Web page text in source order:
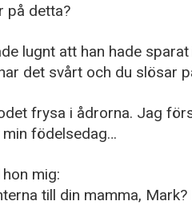
på detta?
lugnt att han hade
det svårt och du slösar
frysa i ådrorna. Jag
födelsedag…
mig:
till din mamma,